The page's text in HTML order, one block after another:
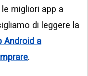
migliori app a
di leggere la
Android a
.